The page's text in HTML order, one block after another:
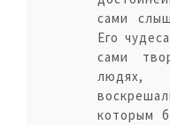
сами
Его
сами
людях,
которым